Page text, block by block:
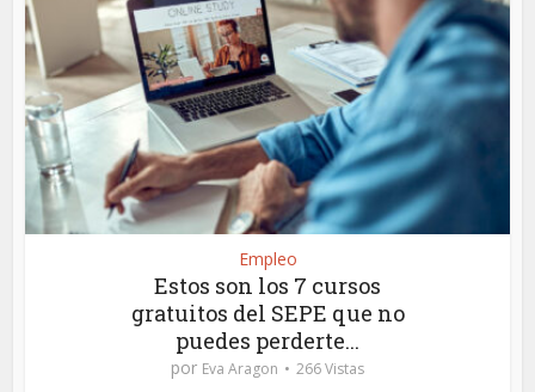
Empleo
Estos son los 7 cursos
gratuitos del SEPE que no
puedes perderte...
por Eva Aragon 266 Vistas